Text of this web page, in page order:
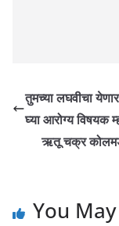
तुमच्या लघवीचा
घ्या आरोग्य विषयक
ऋतू चक्र
You